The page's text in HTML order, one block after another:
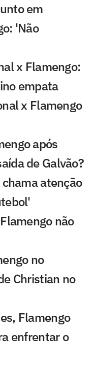
em
'Não
x Flamengo:
empata
x Flamengo
após
de Galvão?
atenção
não
no
Christian no
Flamengo
enfrentar o